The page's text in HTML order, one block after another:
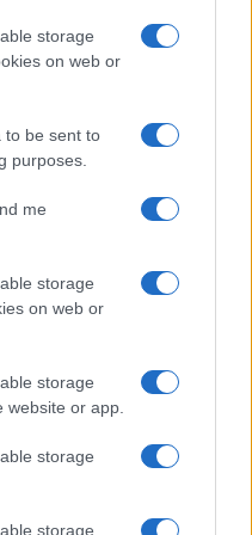
storage
on web or
to be sent to
purposes.
me
storage
on web or
storage
website or app.
storage
storage
fede deve poter
paga le tasse deve
come
anche questo.